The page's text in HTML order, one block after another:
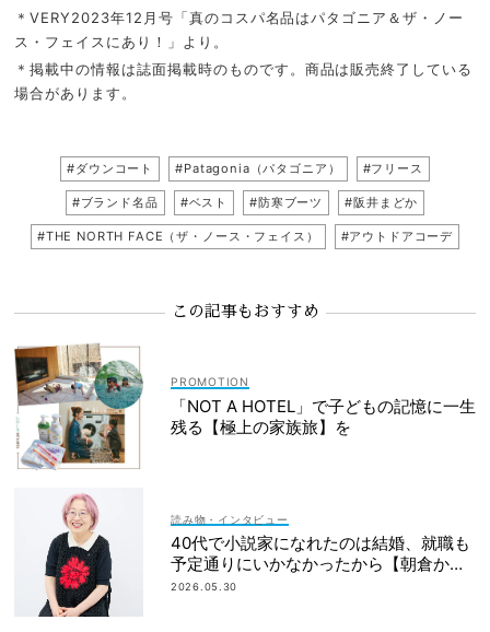
＊VERY2023年12月号「真のコスパ名品はパタゴニア＆ザ・ノー
ス・フェイスにあり！」より。
＊掲載中の情報は誌面掲載時のものです。商品は販売終了している
場合があります。
#ダウンコート #Patagonia（パタゴニア） #フリース
#ブランド名品 #ベスト #防寒ブーツ #阪井まどか
#THE NORTH FACE（ザ・ノース・フェイス） #アウトドアコーデ
この記事もおすすめ
「NOT A HOTEL」で子どもの記憶に一生
残る【極上の家族旅】を
読み物・インタビュー
40代で小説家になれたのは結婚、就職も
予定通りにいかなかったから【朝倉かす
みさん】
2026.05.30